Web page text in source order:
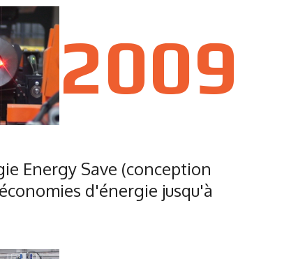
2009
Energy Save (conception
d'énergie jusqu'à